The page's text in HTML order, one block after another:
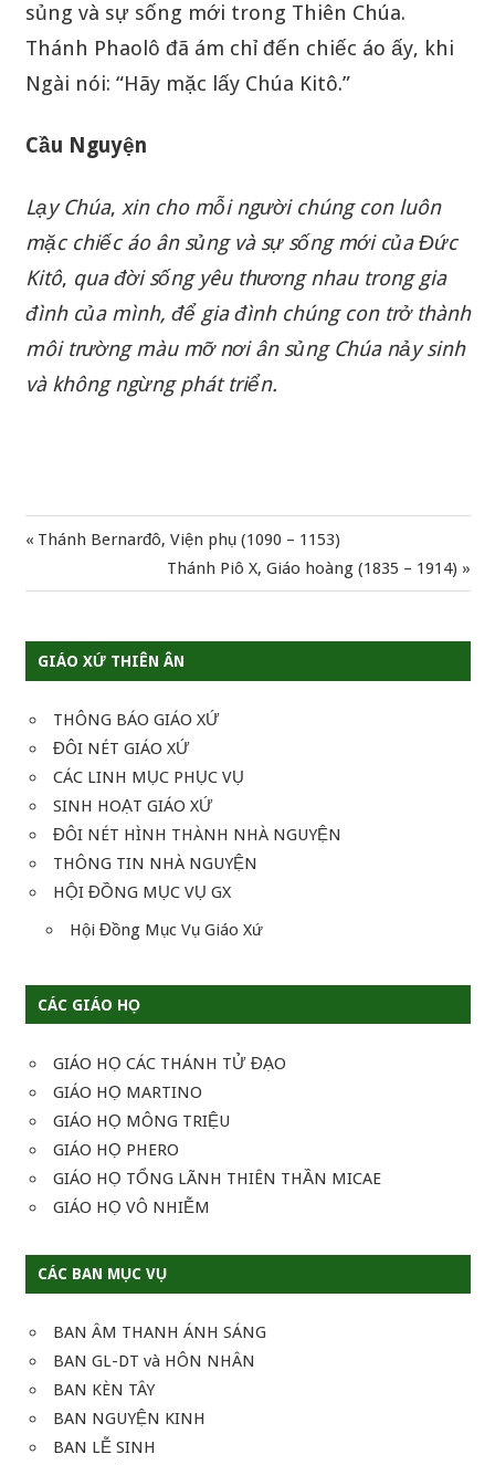
GIÁO XỨ THIÊN ÂN
THÔNG BÁO GIÁO XỨ
ĐÔI NÉT GIÁO XỨ
CÁC LINH MỤC PHỤC VỤ
SINH HOẠT GIÁO XỨ
ĐÔI NÉT HÌNH THÀNH NHÀ NGUYỆN
THÔNG TIN NHÀ NGUYỆN
HỘI ĐỒNG MỤC VỤ GX
Hội Đồng Mục Vụ Giáo Xứ
CÁC GIÁO HỌ
GIÁO HỌ CÁC THÁNH TỬ ĐẠO
GIÁO HỌ MARTINO
GIÁO HỌ MÔNG TRIỆU
GIÁO HỌ PHERO
GIÁO HỌ TỔNG LÃNH THIÊN THẦN MICAE
GIÁO HỌ VÔ NHIỄM
CÁC BAN MỤC VỤ
BAN ÂM THANH ÁNH SÁNG
BAN GL-DT và HÔN NHÂN
BAN KÈN TÂY
BAN NGUYỆN KINH
BAN LỄ SINH
sủng và sự sống mới trong Thiên Chúa.
Thánh Phaolô đã ám chỉ đến chiếc áo ấy, khi
Ngài nói: “Hãy mặc lấy Chúa Kitô.”
Cầu Nguyện
LạyChúa, xin cho mỗi người chúng con luôn
mặc chiếcáo ân sủng và sự sống mới củaĐức
Kitô, quađờisống yêu thương nhau trong gia
đình của mình, để giađình chúng con trở thành
môi trường màu mỡ nơiân sủng Chúa nảysinh
và không ngừng pháttriển.
Điều
hướng
viết
Previous
Thánh Bernarđô, Viện phụ (1090 – 1153)
Next
Post:
Thánh Piô X, Giáo hoàng (1835 – 1914)